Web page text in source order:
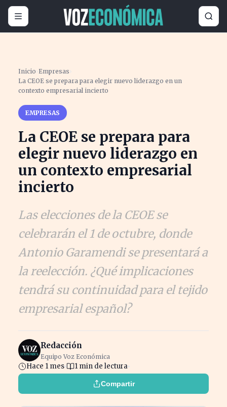
Inicio ›Empresas ›
La CEOE se prepara para elegir nuevo liderazgo en un
contexto empresarial incierto
EMPRESAS
La CEOE se prepara para
elegir nuevo liderazgo en
un contexto empresarial
incierto
Las elecciones de la CEOE se
celebrarán el 1 de octubre, donde
Antonio Garamendi se presentará a
la reelección. ¿Qué implicaciones
tendrá su continuidad para el tejido
empresarial español?
Redacción
Equipo Voz Económica
Hace 1 mes 1 min de lectura
Compartir